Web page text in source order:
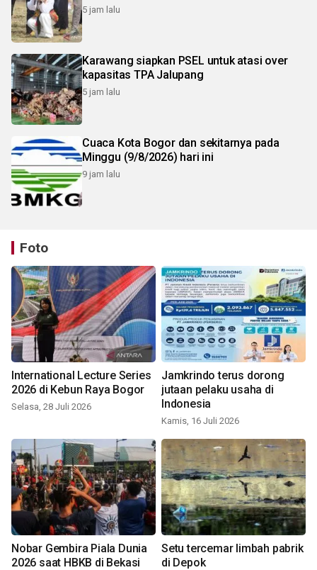
5 jam lalu
Karawang siapkan PSEL untuk atasi over
kapasitas TPA Jalupang
5 jam lalu
Cuaca Kota Bogor dan sekitarnya pada
Minggu (9/8/2026) hari ini
9 jam lalu
Foto
International Lecture Series
2026 di Kebun Raya Bogor
Selasa, 28 Juli 2026
Jamkrindo terus dorong
jutaan pelaku usaha di
Indonesia
Kamis, 16 Juli 2026
Nobar Gembira Piala Dunia
2026 saat HBKB di Bekasi
Setu tercemar limbah pabrik
di Depok